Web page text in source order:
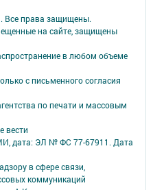
Все права защищены.
на сайте, защищены
в любом объеме
с письменного согласия
по печати и массовым
вести
дата: ЭЛ № ФС 77-67911. Дата
в сфере связи,
коммуникаций